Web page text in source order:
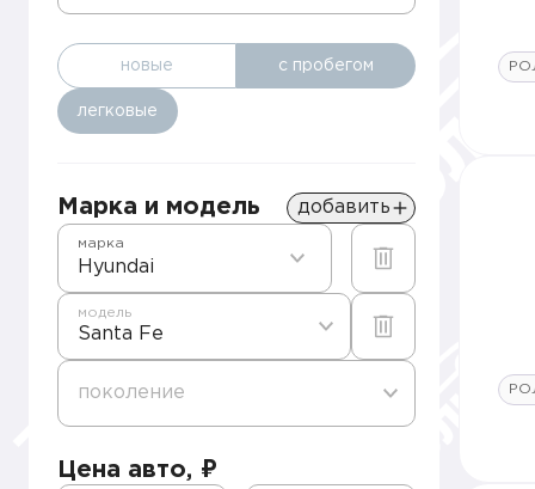
новые с пробегом
легковые
Марка и модель добавить
Hyundai
марка
Santa Fe
модель
поколение
Цена авто, ₽